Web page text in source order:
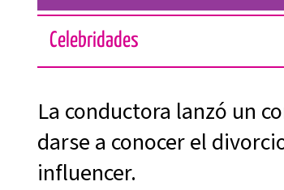
Celebridades
La conductora lanzó un
darse a conocer el
influencer.